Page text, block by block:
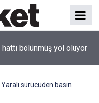
bölünmüş yol oluyor
Yaralı sürücüden basın